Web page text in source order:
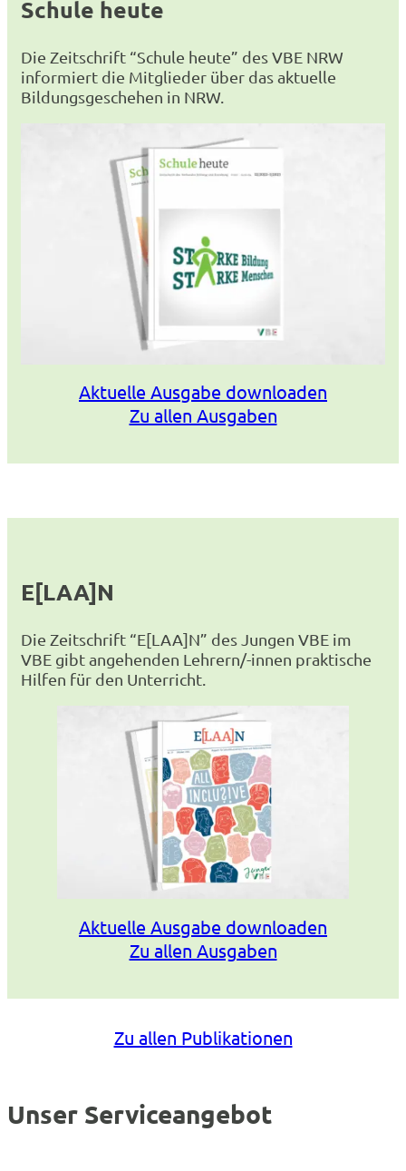
Schule heute
Die Zeitschrift “Schule heute” des VBE NRW
informiert die Mitglieder über das aktuelle
Bildungsgeschehen in NRW.
Aktuelle Ausgabe downloaden
Zu allen Ausgaben
E[LAA]N
Die Zeitschrift “E[LAA]N” des Jungen VBE im
VBE gibt angehenden Lehrern/-innen praktische
Hilfen für den Unterricht.
Aktuelle Ausgabe downloaden
Zu allen Ausgaben
Zu allen Publikationen
Unser Serviceangebot